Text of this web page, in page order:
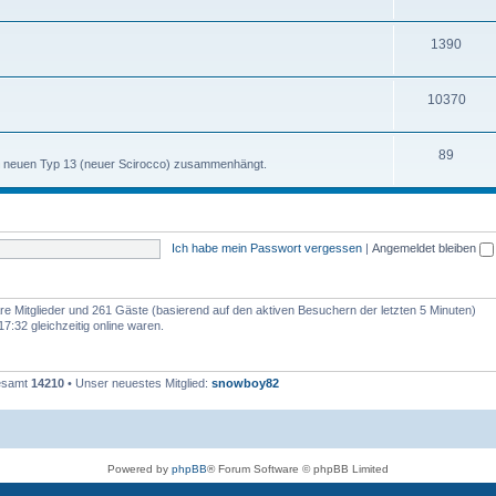
n
m
e
n
e
m
e
n
1390T
e
m
n
10370T
m
n
Typ 13 (neuer Scirocco) zusammenhängt.
89
m
n
Ich habe mein Passwort vergessen | Angemeldet bleiben
Mitglieder und 261 Gäste (basierend auf den aktiven Besuchern der letzten 5 Minuten)
gleichzeitig online waren.
14210 • Unser neuestes Mitglied: snowboy82
Powered by phpBB® Forum Software © phpBB Limited